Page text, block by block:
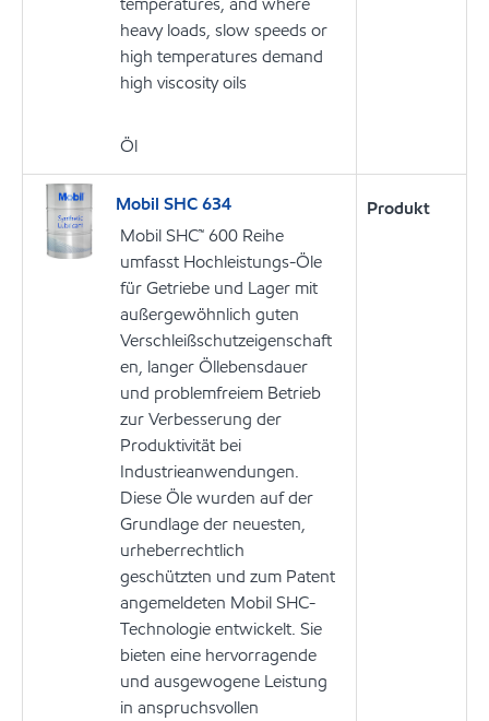
heavy loads, slow speeds or
high temperatures demand
high viscosity oils
Öl
Mobil SHC 634
Mobil SHC™ 600 Reihe
umfasst Hochleistungs-Öle
für Getriebe und Lager mit
außergewöhnlich guten
Verschleißschutzeigenschaft
en, langer Öllebensdauer
und problemfreiem Betrieb
zur Verbesserung der
Produktivität bei
Industrieanwendungen.
Diese Öle wurden auf der
Grundlage der neuesten,
urheberrechtlich
geschützten und zum Patent
angemeldeten Mobil SHC-
Technologie entwickelt. Sie
bieten eine hervorragende
und ausgewogene Leistung
in anspruchsvollen
Produkt